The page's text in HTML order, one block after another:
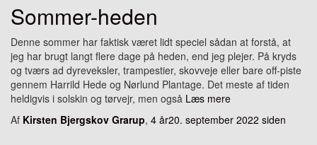
Sommer-heden
Denne sommer har faktisk været lidt speciel sådan at forstå, at
jeg har brugt langt flere dage på heden, end jeg plejer. På kryds
og tværs ad dyreveksler, trampestier, skovveje eller bare off-piste
gennem Harrild Hede og Nørlund Plantage. Det meste af tiden
heldigvis i solskin og tørvejr, men også Læs mere
Af Kirsten Bjergskov Grarup, 4 år20. september 2022 siden